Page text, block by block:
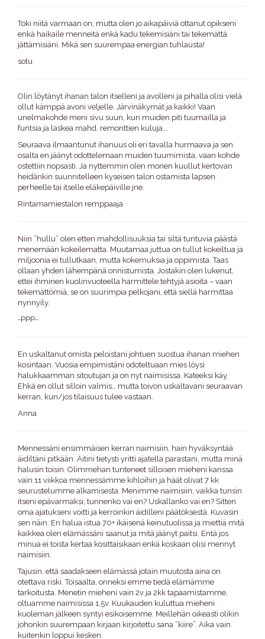
Toki niitä varmaan on, mutta olen jo aikapäiviä ottanut opikseni
enkä haikaile menneitä enkä kadu tekemisiäni tai tekemättä
jättämisiäni. Mikä sen suurempaa energian tuhlausta!
sotu
Olin löytänyt ihanan talon itselleni ja avolleni ja pihalla olisi vielä
ollut kämppä avoni veljelle. Järvinäkymät ja kaikki! Vaan
unelmakohde meni sivu suun, kun muiden piti tuumailla ja
funtsia ja laskea mahd. remonttien kuluja….
Seuraava ilmaantunut ihanuus oli eri tavalla hurmaava ja sen
osalta en jäänyt odottelemaan muiden tuumimista, vaan kohde
ostettiin nopsasti. Ja nyttemmin olen monen kuullut kertovan
heidänkin suunnitelleen kyseisen talon ostamista lapsen
perheelle tai itselle eläkepäiville jne.
Rintamamiestalon remppaaja
Niin ”hullu” olen etten mahdollisuuksia tai siltä tuntuvia päästä
menemään kokeilematta. Muutamaa juttua on tullut kokeiltua ja
miljoonia ei tullutkaan, mutta kokemuksia ja oppimista. Taas
ollaan yhden lähempänä onnistumista. Jostakin olen lukenut,
ettei ihminen kuolinvuoteella harmittele tehtyjä asioita – vaan
tekemättömiä, se on suurimpia pelkojani, että siellä harmittaa
nynnyily.
-PPP-
En uskaltanut omista peloistani johtuen suostua ihanan miehen
kosintaan. Vuosia empimistäni odoteltuaan mies löysi
halukkaamman sitoutujan ja on nyt naimisissa. Kateeksi käy.
Ehkä en ollut silloin valmis… mutta toivon uskaltavani seuraavan
kerran, kun/jos tilaisuus tulee vastaan.
Anna
Mennessäni ensimmäisen kerran naimisiin, hain hyväksyntää
äidiltäni pitkään. Äitini tietysti yritti ajatella parastani, mutta minä
halusin toisin. Olimmehan tunteneet silloisen mieheni kanssa
vain 11 viikkoa mennessämme kihloihin ja häät olivat 7 kk
seurustelumme alkamisesta. Menimme naimisiin, vaikka tunsin
itseni epävarmaksi; tunnenko vai en? Uskallanko vai en? Sitten
oma ajatukseni voitti ja kerroinkin äidilleni päätöksestä. Kuvasin
sen näin: En halua istua 70+ ikäisenä keinutuolissa ja miettiä mitä
kaikkea olen elämässäni saanut ja mitä jäänyt paitsi. Entä jos
minua ei toista kertaa kosittaisikaan enkä koskaan olisi mennyt
naimisiin.
Tajusin, että saadakseen elämässä jotain muutosta aina on
otettava riski. Toisaalta, onneksi emme tiedä elämämme
tarkoitusta. Menetin mieheni vain 2v ja 2kk tapaamistamme,
oltuamme naimisissa 1,5v. Kuukauden kuluttua mieheni
kuoleman jälkeen syntyi esikoisemme. Meillehän oikeasti olikin
johonkin suurempaan kirjaan kirjoitettu sana ”kiire”. Aika vain
kuitenkin loppui kesken.